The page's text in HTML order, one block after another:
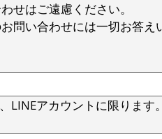
せはご遠慮ください。
問い合わせには一切お答え
LINEアカウントに限ります